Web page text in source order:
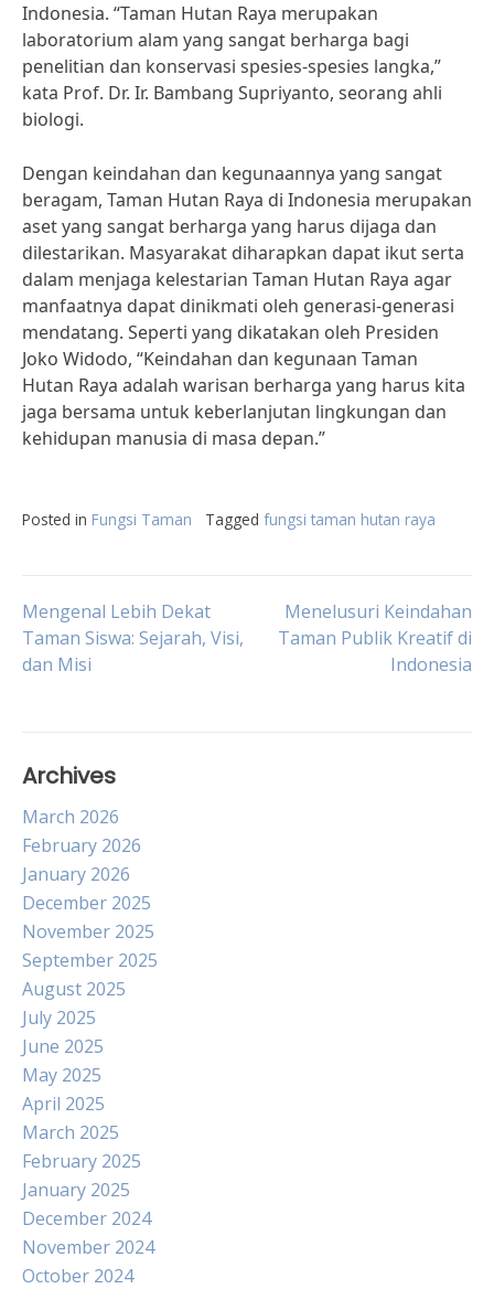
Indonesia. “Taman Hutan Raya merupakan
laboratorium alam yang sangat berharga bagi
penelitian dan konservasi spesies-spesies langka,”
kata Prof. Dr. Ir. Bambang Supriyanto, seorang ahli
biologi.
Dengan keindahan dan kegunaannya yang sangat
beragam, Taman Hutan Raya di Indonesia merupakan
aset yang sangat berharga yang harus dijaga dan
dilestarikan. Masyarakat diharapkan dapat ikut serta
dalam menjaga kelestarian Taman Hutan Raya agar
manfaatnya dapat dinikmati oleh generasi-generasi
mendatang. Seperti yang dikatakan oleh Presiden
Joko Widodo, “Keindahan dan kegunaan Taman
Hutan Raya adalah warisan berharga yang harus kita
jaga bersama untuk keberlanjutan lingkungan dan
kehidupan manusia di masa depan.”
Posted in Fungsi Taman Tagged fungsi taman hutan raya
Post
navigation
Mengenal Lebih Dekat
Taman Siswa: Sejarah, Visi,
dan Misi
Menelusuri Keindahan
Taman Publik Kreatif di
Indonesia
Archives
March 2026
February 2026
January 2026
December 2025
November 2025
September 2025
August 2025
July 2025
June 2025
May 2025
April 2025
March 2025
February 2025
January 2025
December 2024
November 2024
October 2024